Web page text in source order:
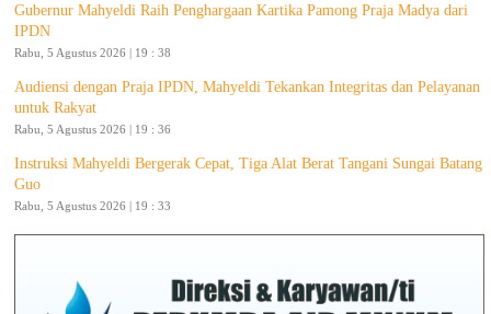
Gubernur Mahyeldi Raih Penghargaan Kartika Pamong Praja Madya dari
IPDN
Rabu, 5 Agustus 2026 | 19 : 38
Audiensi dengan Praja IPDN, Mahyeldi Tekankan Integritas dan Pelayanan
untuk Rakyat
Rabu, 5 Agustus 2026 | 19 : 36
Instruksi Mahyeldi Bergerak Cepat, Tiga Alat Berat Tangani Sungai Batang
Guo
Rabu, 5 Agustus 2026 | 19 : 33